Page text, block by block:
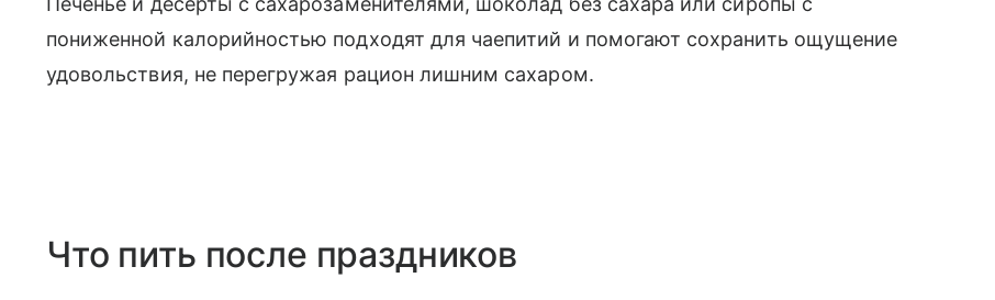
пониженной калорийностью подходят для чаепитий и помогают сохранить ощущение
удовольствия, не перегружая рацион лишним сахаром.
Что пить после праздников